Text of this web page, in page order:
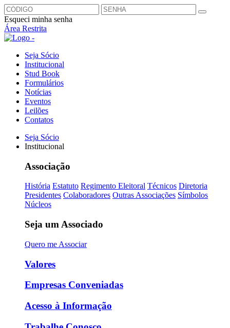
Esqueci minha senha
Área Restrita
Seja Sócio
Institucional
Stud Book
Formulários
Notícias
Eventos
Leilões
Contatos
Seja Sócio
Institucional
Associação
História Estatuto Regimento Eleitoral Técnicos Diretoria
Presidentes Colaboradores Outras Associações Símbolos
Núcleos
Seja um Associado
Quero me Associar
Valores
Empresas Conveniadas
Acesso à Informação